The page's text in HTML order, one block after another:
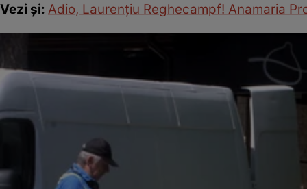
Vezi și: Adio, Laurențiu Reghecampf! Anamaria